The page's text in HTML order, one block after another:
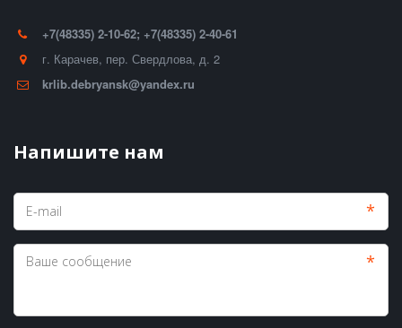
+7(48335) 2-10-62; +7(48335) 2-40-61
г. Карачев, пер. Свердлова, д. 2
krlib.debryansk@yandex.ru
Напишите нам
*
*